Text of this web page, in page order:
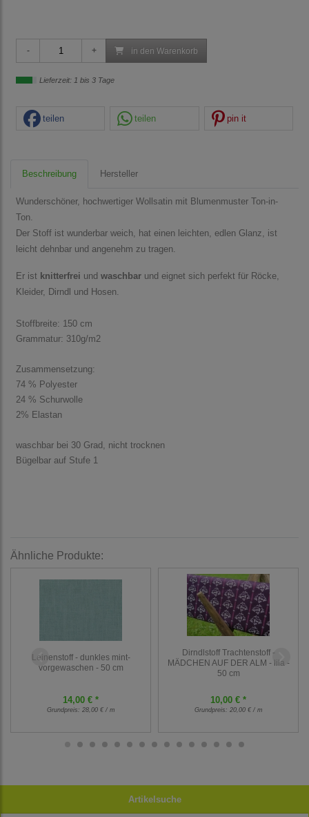
Artikelsuche
in den Warenkorb
Lieferzeit: 1 bis 3 Tage
teilen teilen pin it
Beschreibung Hersteller
Wunderschöner, hochwertiger Wollsatin mit Blumenmuster Ton-in-
Ton.
Der Stoff ist wunderbar weich, hat einen leichten, edlen Glanz, ist
leicht dehnbar und angenehm zu tragen.
Er ist knitterfrei und waschbar und eignet sich perfekt für Röcke,
Kleider, Dirndl und Hosen.
Stoffbreite: 150 cm
Grammatur: 310g/m2
Zusammensetzung:
74 % Polyester
24 % Schurwolle
2% Elastan
waschbar bei 30 Grad, nicht trocknen
Bügelbar auf Stufe 1
Ähnliche Produkte:
Leinenstoff - dunkles mint-
vorgewaschen - 50 cm
14,00 € *
Grundpreis: 28,00 € / m
Dirndlstoff Trachtenstoff -
MÄDCHEN AUF DER ALM - lila -
50 cm
10,00 € *
Grundpreis: 20,00 € / m